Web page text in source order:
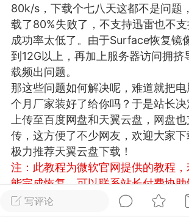
问答 闲谈 官
任务
网络
VIP 7
29 21:24
电脑端 Surface Laptop Go 2
Laptop Go 2镜像
网盘下载
Laptop Go 2 i5/8/128 –
写评论
80k/s，下载个七八天这都不是问题
载了80%失败了，不支持迅雷也不支
成功率太低了。由于Surface恢复镜
到12G以上，再加上服务器访问拥挤
载频出问题。
那这些问题如何解决呢，难道就把
个月厂家装好了给你吗？于是站长
上传至百度网盘和天翼云盘，网盘
传，这方便了不少网友，欢迎大家
极力推荐天翼云盘下载！
注：此教程为微软官网提供的教程
能完成恢复，可以联系站长付费协
3326686660
温馨提示：若链接失